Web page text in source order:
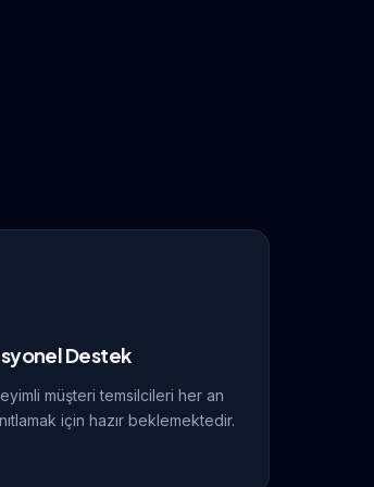
Destek
müşteri temsilcileri her an
için hazır beklemektedir.